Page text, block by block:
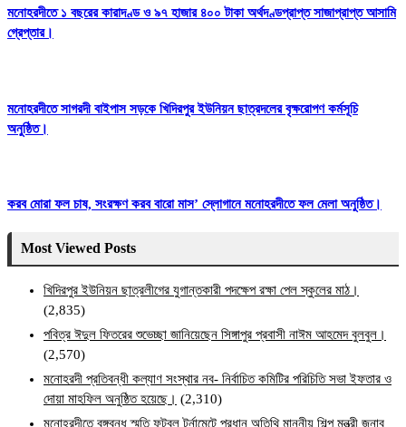
মনোহরদীতে ১ বছরের কারাদণ্ড ও ৯৭ হাজার ৪০০ টাকা অর্থদণ্ডপ্রাপ্ত সাজাপ্রাপ্ত আসামি
গ্রেপ্তার।
মনোহরদীতে সাগরদী বাইপাস সড়কে খিদিরপুর ইউনিয়ন ছাত্রদলের বৃক্ষরোপণ কর্মসূচি
অনুষ্ঠিত।
করব মোরা ফল চাষ, সংরক্ষণ করব বারো মাস’ স্লোগানে মনোহরদীতে ফল মেলা অনুষ্ঠিত।
Most Viewed Posts
খিদিরপুর ইউনিয়ন ছাত্রলীগের যুগান্তকারী পদক্ষেপ রক্ষা পেল স্কুলের মাঠ।
(2,835)
পবিত্র ঈদুল ফিতরের শুভেচ্ছা জানিয়েছেন সিঙ্গাপুর প্রবাসী নাঈম আহমেদ বুলবুল।
(2,570)
মনোহরদী প্রতিবন্ধী কল্যাণ সংস্থার নব- নির্বাচিত কমিটির পরিচিতি সভা ইফতার ও
দোয়া মাহফিল অনুষ্ঠিত হয়েছে। (2,310)
মনোহরদীতে বঙ্গবন্ধু স্মৃতি ফুটবল টুর্নামেন্টে প্রধান অতিথি মাননীয় শিল্প মন্ত্রী জনাব